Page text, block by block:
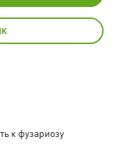
к фузариозу